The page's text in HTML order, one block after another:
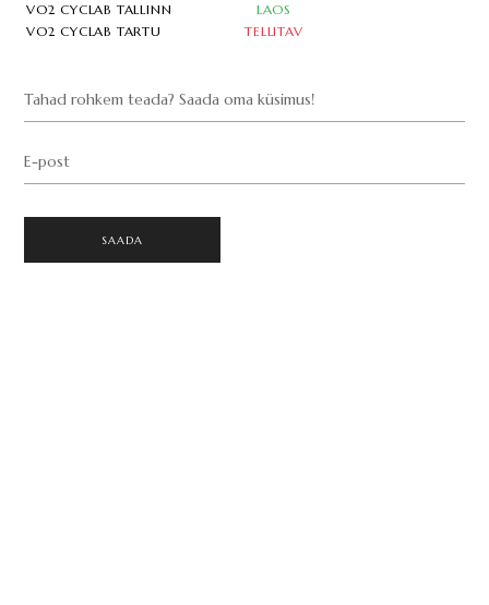
VO2 CYCLAB TALLINN
LAOS
VO2 CYCLAB TARTU
TELLITAV
Tahad rohkem teada? Saada oma küsimus!
E-post
SAADA